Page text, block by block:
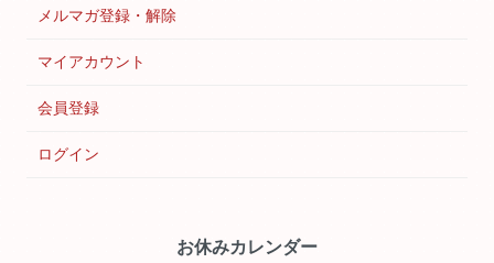
メルマガ登録・解除
マイアカウント
会員登録
ログイン
お休みカレンダー